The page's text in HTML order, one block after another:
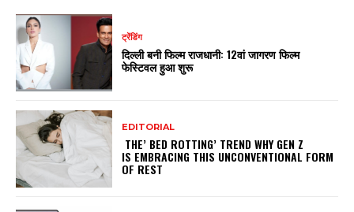
ट्रेंडिंग
दिल्ली बनी फिल्म राजधानी: 12वां जागरण फिल्म
फेस्टिवल हुआ शुरू
EDITORIAL
THE’ BED ROTTING’ TREND WHY GEN Z
IS EMBRACING THIS UNCONVENTIONAL FORM
OF REST